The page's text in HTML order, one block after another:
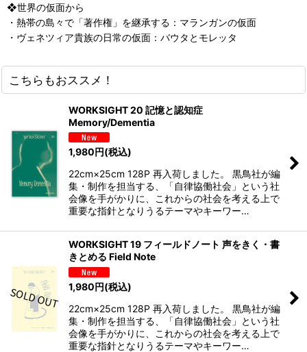
❖世界の仮面から
・熱帯の島々で「著作権」を継承する：マランガンの仮面
・ヴェネツィア貴族の日常の仮面：バウタとモレッタ
こちらもおススメ！
WORKSIGHT 20 記憶と認知症
Memory/Dementia
1,980円(税込)
22cm×25cm 128P 再入荷しました。 黒鳥社が編
集・制作を担当する、「自律協働社会」という社
会像を手がかりに、これからの社会を考える上で
重要な指針となりうるテーマやキーワー…
WORKSIGHT 19 フィールドノート 声をきく・書
きとめる Field Note
1,980円(税込)
22cm×25cm 128P 再入荷しました。 黒鳥社が編
集・制作を担当する、「自律協働社会」という社
会像を手がかりに、これからの社会を考える上で
重要な指針となりうるテーマやキーワー…